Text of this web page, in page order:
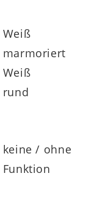
Weiß
marmoriert
Weiß
rund
keine / ohne
Funktion